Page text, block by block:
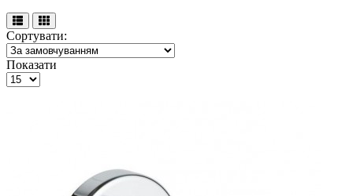
Сортувати:
Показати